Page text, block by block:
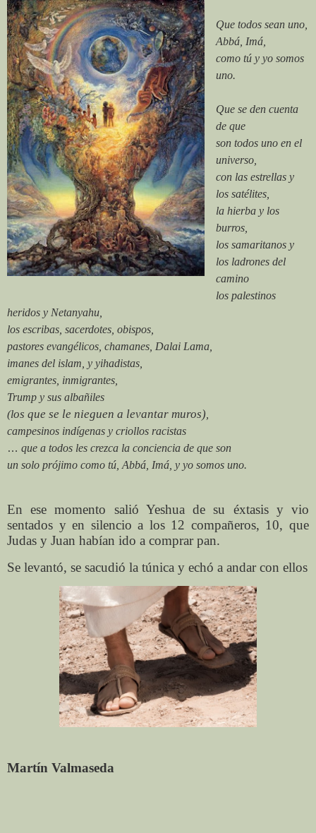
Que todos sean uno,
Abbá, Imá,
como tú y yo somos
uno.
Que se den cuenta
de que
son todos uno en el
universo,
con las estrellas y
los satélites,
la hierba y los
burros,
los samaritanos y
los ladrones del
camino
los palestinos
heridos y Netanyahu,
los escribas, sacerdotes, obispos,
pastores evangélicos, chamanes, Dalai Lama,
imanes del islam, y yihadistas,
emigrantes, inmigrantes,
Trump y sus albañiles
(los que se le nieguen a levantar muros)
campesinos indígenas y criollos racistas
… que a todos les crezca la conciencia de que son
un solo prójimo como tú, Abbá, Imá, y yo somos uno.
En ese momento salió Yeshua de su éxtasis y vio
sentados y en silencio a los 12 compañeros, 10, que
Judas y Juan habían ido a comprar pan.
Se levantó, se sacudió la túnica y echó a andar con ellos
Martín Valmaseda